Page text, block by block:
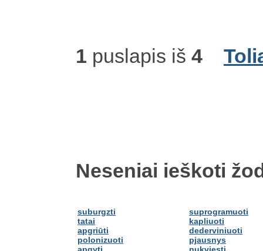
1 puslapis iš 4
Neseniai ieškoti
suburgzti
tatai
apgriūti
polonizuoti
apgyti
suprogramuoti
kapliuoti
dederviniuoti
pjausnys
nukviesti